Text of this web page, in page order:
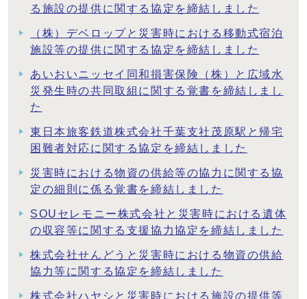
る施設の提供に関する協定を締結しました
（株）デベロップと災害時における移動式宿泊
施設等の提供に関する協定を締結しました
あいおいニッセイ同和損害保険（株）と広域水
災発生時の共同取組に関する覚書を締結しまし
た
東日本旅客鉄道株式会社千葉支社茂原駅と帰宅
困難者対応に関する協定を締結しました
災害時における物資の供給等の協力に関する協
定の細則に係る覚書を締結しました
SOUセレモニー株式会社と災害時における遺体
の収容等に関する支援協力協定を締結しました
株式会社せんどうと災害時における物資の供給
協力等に関する協定を締結しました
株式会社ハヤシと災害時における施設の提供等